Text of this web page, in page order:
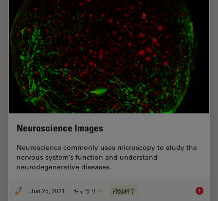
Neuroscience Images
Neuroscience commonly uses microscopy to study the
nervous system’s function and understand
neurodegenerative diseases.
Jun 25, 2021 ギャラリー 神経科学